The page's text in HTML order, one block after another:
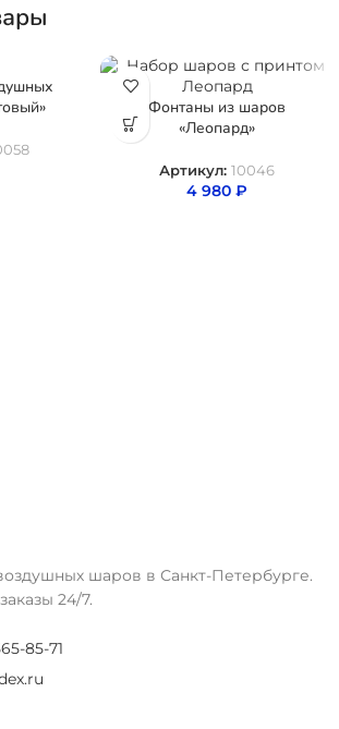
Фонтаны из шаров
«Леопард»
Артикул: 10046
4 980 ₽
шаров в Санкт-Петербурге.
24/7.
85-71